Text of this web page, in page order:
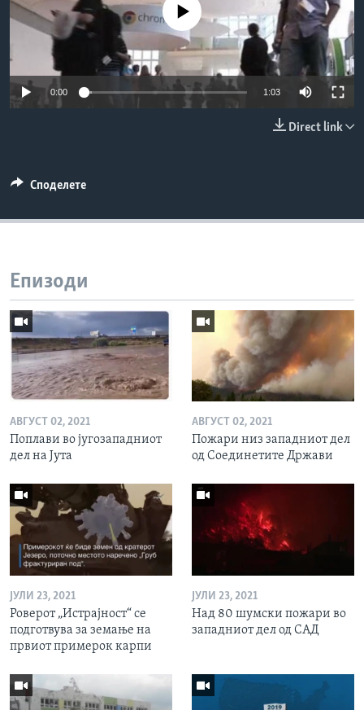
ИНТЕРВЈУА
Јазици
No media source currently available
0:00 1:03
Direct link
Споделете
Епизоди
АВГУСТ 02, 2021
Поплави во југозападниот
дел на Јута
АВГУСТ 02, 2021
Пожари низ западниот дел
од Соединетите Држави
ЈУЛИ 23, 2021
Роверот „Истрајност“ се
подготвува за земање на
првиот примерок карпи
ЈУЛИ 23, 2021
Над 80 шумски пожари во
западниот дел од САД